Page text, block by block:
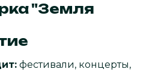
"Земля
фестивали, концерты,